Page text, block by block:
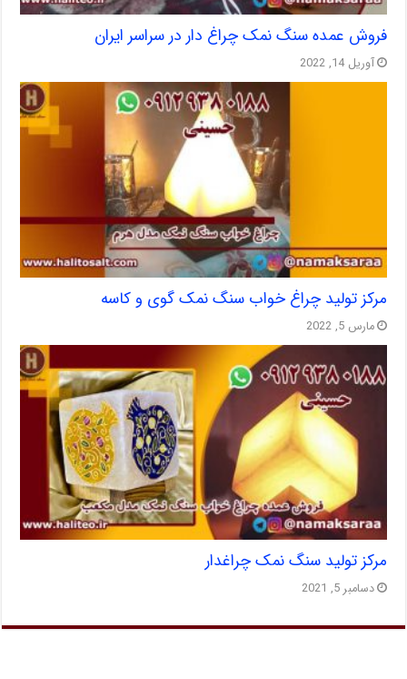
فروش عمده سنگ نمک چراغ دار در سراسر ایران
آوریل 14, 2022
مرکز تولید چراغ خواب سنگ نمک گوی و کاسه
مارس 5, 2022
مرکز تولید سنگ نمک چراغدار
دسامبر 5, 2021